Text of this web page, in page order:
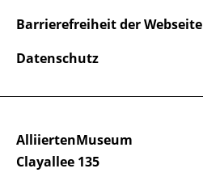
AlliiertenMuseum
Clayallee 135
Barrierefreiheit der Webseite
Datenschutz